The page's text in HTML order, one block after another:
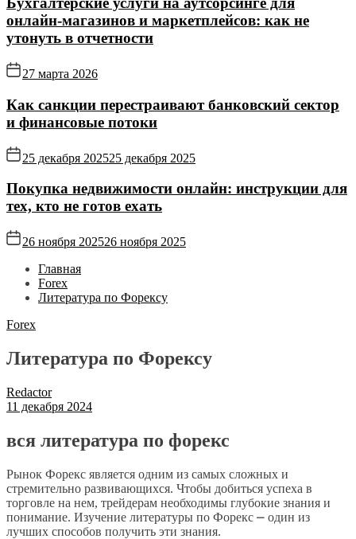
онлайн‑магазинов и маркетплейсов: как не
утонуть в отчетности
27 марта 2026
Как санкции перестраивают банковский сектор
и финансовые потоки
25 декабря 202525 декабря 2025
Покупка недвижимости онлайн: инструкции для
тех, кто не готов ехать
26 ноября 202526 ноября 2025
Главная
Forex
Литература по Форексу
Forex
Литература по Форексу
Redactor
11 декабря 2024
вся литература по форекс
Рынок Форекс является одним из самых сложных и
стремительно развивающихся. Чтобы добиться успеха в
торговле на нем, трейдерам необходимы глубокие знания и
понимание. Изучение литературы по Форекс ⎼ один из
лучших способов получить эти знания.